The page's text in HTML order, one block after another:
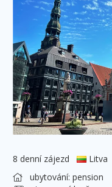
8 denní zájezd Litva
ubytování: pension